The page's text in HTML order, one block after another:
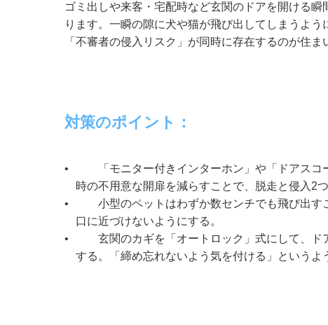
ゴミ出しや来客・宅配時など玄関のドアを開ける
ります。一瞬の隙に犬や猫が飛び出してしまうよ
「不審者の侵入リスク」が同時に存在するのが住ま
対策のポイント：
•
「モニター付きインターホン」や「ドアス
時の不用意な開扉を減らすことで、脱走と侵入2
•
小型のペットはわずか数センチでも飛び出
口に近づけないようにする。
•
玄関のカギを「オートロック」式にして、
する。「締め忘れないよう気を付ける」というよ